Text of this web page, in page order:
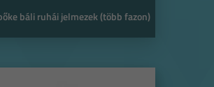
báli ruhái jelmezek (több fazon)